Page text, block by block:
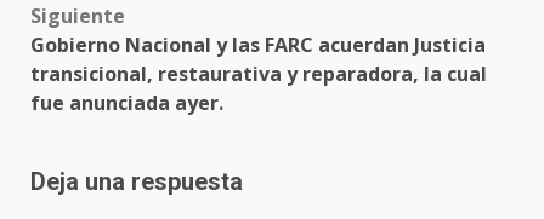
Siguiente
Gobierno Nacional y las FARC acuerdan Justicia
transicional, restaurativa y reparadora, la cual
fue anunciada ayer.
Deja una respuesta